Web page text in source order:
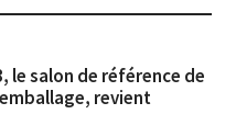
le salon de référence de
revient